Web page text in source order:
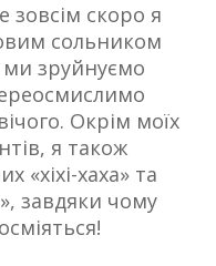
скоро я
сольником
зруйнуємо
Окрім моїх
я також
«хіхі-хаха» та
завдяки чому